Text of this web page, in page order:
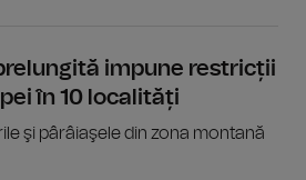
impune restricții
în 10 localități
şi pârâiaşele din zona montană